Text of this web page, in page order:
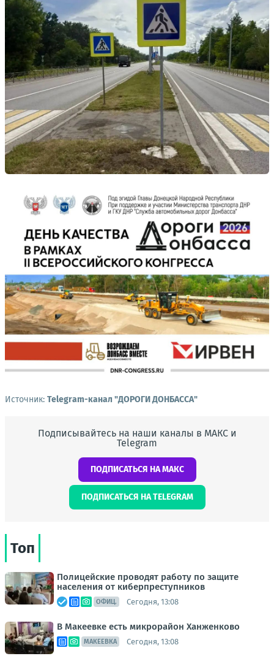
Источник: Telegram-канал "ДОРОГИ ДОНБАССА"
Подписывайтесь на наши каналы в МАКС и
Telegram
ПОДПИСАТЬСЯ НА МАКС
ПОДПИСАТЬСЯ НА TELEGRAM
Топ
Полицейские проводят работу по защите
населения от киберпреступников
ОФИЦ. Сегодня, 13:08
В Макеевке есть микрорайон Ханженково
МАКЕЕВКА Сегодня, 13:08